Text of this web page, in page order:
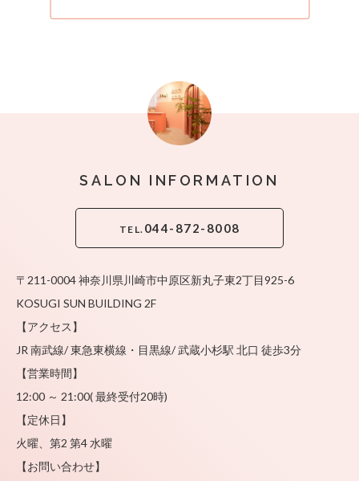
SALON INFORMATION
TEL. 044-872-8008
〒211-0004 神奈川県川崎市中原区新丸子東2丁目925-6
KOSUGI SUN BUILDING 2F
【アクセス】
JR 南武線/ 東急東横線・目黒線/ 武蔵小杉駅 北口 徒歩3分
【営業時間】
12:00 ～ 21:00( 最終受付20時)
【定休日】
火曜、第2 第4 水曜
【お問い合わせ】